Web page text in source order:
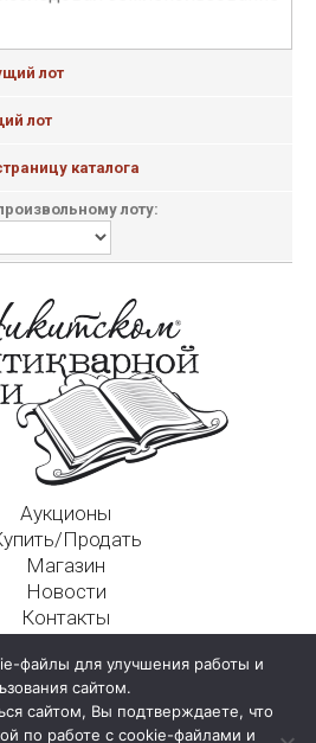
лот
лот
каталога
лоту:
Аукционы
Продать
Магазин
Новости
Контакты
Никитский пер., д. 4а, стр. 1
файлы для улучшения работы и
сайтом.
сайтом, Вы подтверждаете, что
по работе с cookie-файлами и